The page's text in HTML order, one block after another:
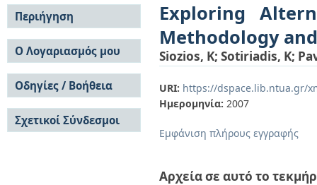
Exploring
Methodology
Siozios, K; Sotiriadis, K;
URI: https://dspace.lib.ntua.gr/
Ημερομηνία: 2007
Εμφάνιση πλήρους εγγραφής
Αρχεία σε αυτό το
Περιήγηση
Σε όλο το DSpace
Κοινότητες & Συλλογές
Ανά Ημερομηνία
Έκδοσης
Συγγραφείς
Τίτλοι
Θέματα
Ο Λογαριασμός μου
Σύνδεση
Εγγραφή
Οδηγίες / Βοήθεια
Οδηγίες Υποβολής
Οδηγίες Χρήσης ΙΑ
Συχνές Ερωτήσεις
Σχετικοί Σύνδεσμοι